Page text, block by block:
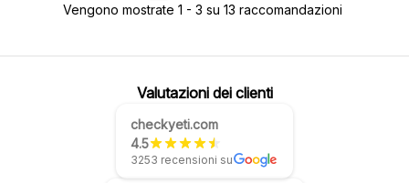
Vengono mostrate 1 - 3 su 13 raccomandazioni
Valutazioni dei clienti
checkyeti.com
4.5
3253 recensioni su